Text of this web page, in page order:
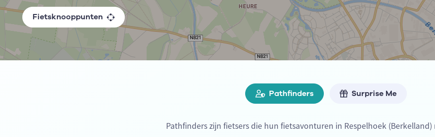
Fietsknooppunten
Pathfinders Surprise Me
Pathfinders zijn fietsers die hun fietsavonturen in Respelhoek